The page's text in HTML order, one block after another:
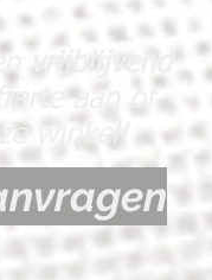
en vrijblijvend
aan of
winkel!